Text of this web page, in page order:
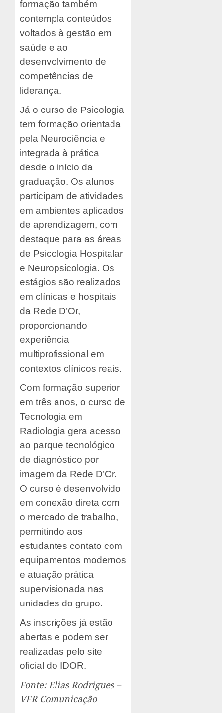
formação também
contempla conteúdos
voltados à gestão em
saúde e ao
desenvolvimento de
competências de
liderança.
Já o curso de Psicologia
tem formação orientada
pela Neurociência e
integrada à prática
desde o início da
graduação. Os alunos
participam de atividades
em ambientes aplicados
de aprendizagem, com
destaque para as áreas
de Psicologia Hospitalar
e Neuropsicologia. Os
estágios são realizados
em clínicas e hospitais
da Rede D’Or,
proporcionando
experiência
multiprofissional em
contextos clínicos reais.
Com formação superior
em três anos, o curso de
Tecnologia em
Radiologia gera acesso
ao parque tecnológico
de diagnóstico por
imagem da Rede D’Or.
O curso é desenvolvido
em conexão direta com
o mercado de trabalho,
permitindo aos
estudantes contato com
equipamentos modernos
e atuação prática
supervisionada nas
unidades do grupo.
As inscrições já estão
abertas e podem ser
realizadas pelo site
oficial do IDOR.
Fonte:Elias Rodrigues –
VFR Comunicação